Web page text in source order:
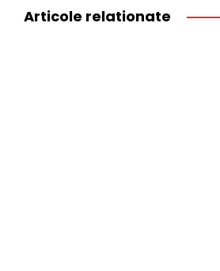
Articole relationate